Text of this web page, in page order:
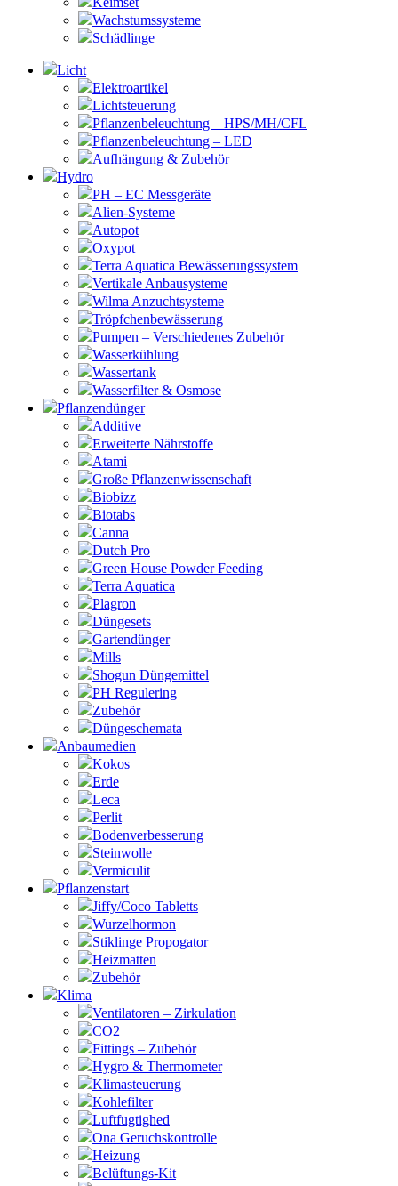
Wachstumssysteme
Schädlinge
Licht
Elektroartikel
Lichtsteuerung
Pflanzenbeleuchtung – HPS/MH/CFL
Pflanzenbeleuchtung – LED
Aufhängung & Zubehör
Hydro
PH – EC Messgeräte
Alien-Systeme
Autopot
Oxypot
Terra Aquatica Bewässerungssystem
Vertikale Anbausysteme
Wilma Anzuchtsysteme
Tröpfchenbewässerung
Pumpen – Verschiedenes Zubehör
Wasserkühlung
Wassertank
Wasserfilter & Osmose
Pflanzendünger
Additive
Erweiterte Nährstoffe
Atami
Große Pflanzenwissenschaft
Biobizz
Biotabs
Canna
Dutch Pro
Green House Powder Feeding
Terra Aquatica
Plagron
Düngesets
Gartendünger
Mills
Shogun Düngemittel
PH Regulering
Zubehör
Düngeschemata
Anbaumedien
Kokos
Erde
Leca
Perlit
Bodenverbesserung
Steinwolle
Vermiculit
Pflanzenstart
Jiffy/Coco Tabletts
Wurzelhormon
Stiklinge Propogator
Heizmatten
Zubehör
Klima
Ventilatoren – Zirkulation
CO2
Fittings – Zubehör
Hygro & Thermometer
Klimasteuerung
Kohlefilter
Luftfugtighed
Ona Geruchskontrolle
Heizung
Belüftungs-Kit